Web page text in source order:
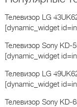
Телевизор LG
[dynamic_widget
Телевизор Sony KD-
[dynamic_widget
Телевизор LG
[dynamic_widget
Телевизор Sony KD-